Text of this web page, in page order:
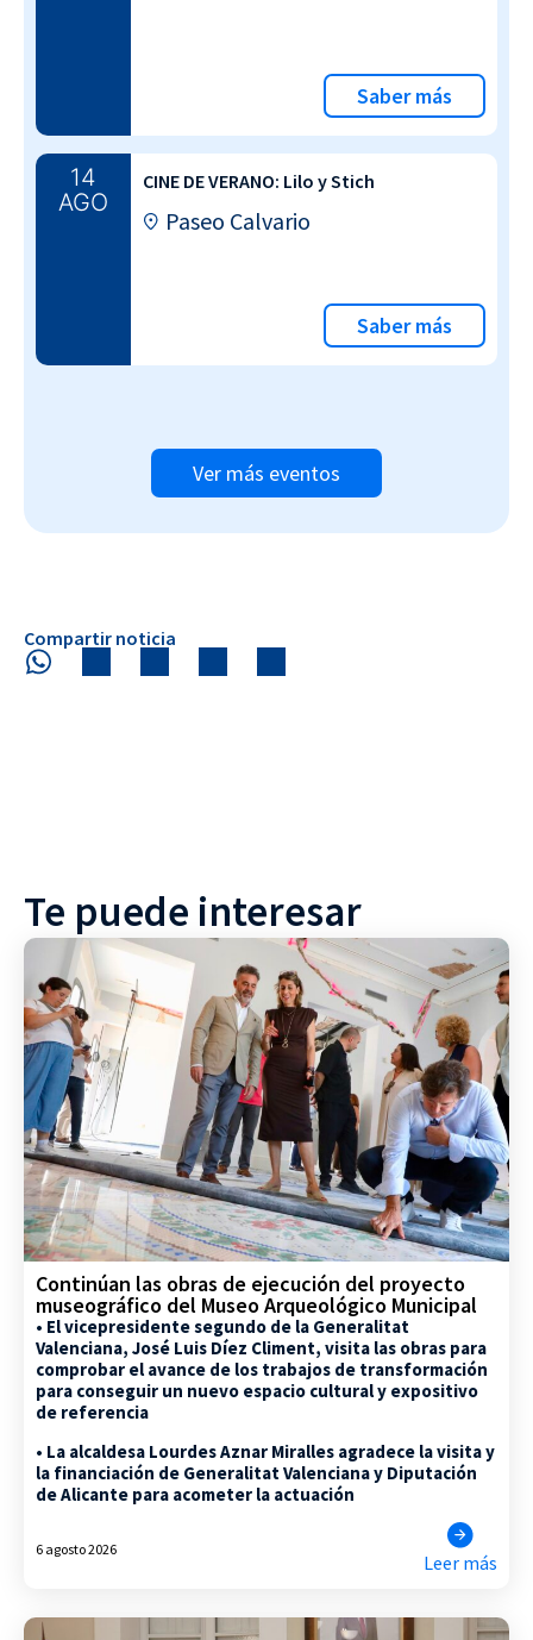
Saber más
14
AGO
CINE DE VERANO: Lilo y Stich
Paseo Calvario
Saber más
Ver más eventos
Compartir noticia
Te puede interesar
Continúan las obras de ejecución del proyecto
museográfico del Museo Arqueológico Municipal
• El vicepresidente segundo de la Generalitat
Valenciana, José Luis Díez Climent, visita las obras para
comprobar el avance de los trabajos de transformación
para conseguir un nuevo espacio cultural y expositivo
de referencia
• La alcaldesa Lourdes Aznar Miralles agradece la visita y
la financiación de Generalitat Valenciana y Diputación
de Alicante para acometer la actuación
6 agosto 2026
Leer más